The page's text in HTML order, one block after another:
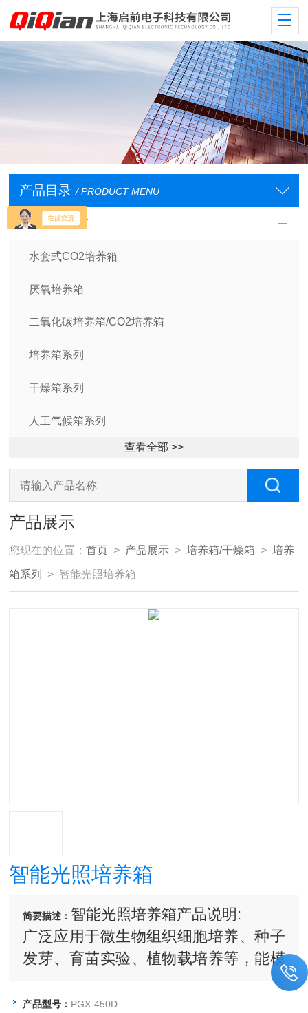
产品目录 / PRODUCT MENU
培养箱/干燥箱
水套式CO2培养箱
厌氧培养箱
二氧化碳培养箱/CO2培养箱
培养箱系列
干燥箱系列
人工气候箱系列
查看全部 >>
产品展示
您现在的位置：首页 > 产品展示 >培养箱/干燥箱 >培养
箱系列 > 智能光照培养箱
智能光照培养箱
简要描述： 智能光照培养箱产品说明:
广泛应用于微生物组织细胞培养、种子
发芽、育苗实验、植物载培养等，能模
产品型号： PGX-450D